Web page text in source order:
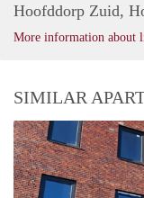
Hoofddorp Zuid,
More information about
SIMILAR